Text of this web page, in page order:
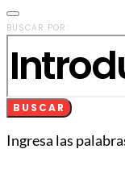
BUSCAR POR:
BUSCAR
Ingresa las